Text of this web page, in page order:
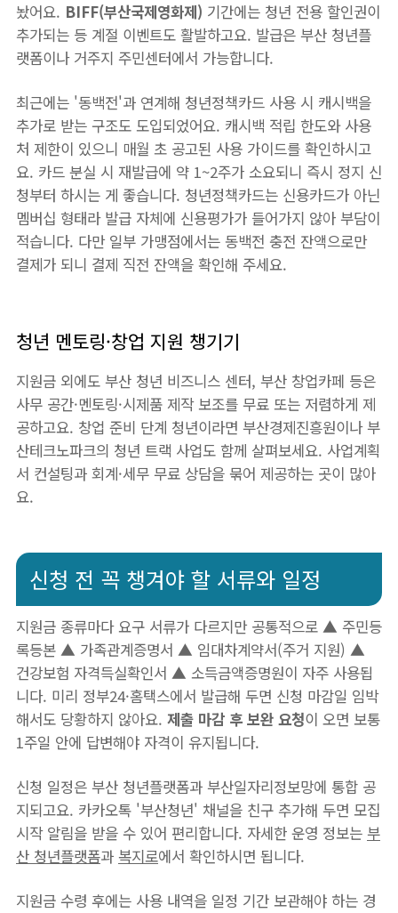
놨어요. BIFF(부산국제영화제) 기간에는 청년 전용 할인권이
추가되는 등 계절 이벤트도 활발하고요. 발급은 부산 청년플
랫폼이나 거주지 주민센터에서 가능합니다.
최근에는 '동백전'과 연계해 청년정책카드 사용 시 캐시백을
추가로 받는 구조도 도입되었어요. 캐시백 적립 한도와 사용
처 제한이 있으니 매월 초 공고된 사용 가이드를 확인하시고
요. 카드 분실 시 재발급에 약 1~2주가 소요되니 즉시 정지 신
청부터 하시는 게 좋습니다. 청년정책카드는 신용카드가 아닌
멤버십 형태라 발급 자체에 신용평가가 들어가지 않아 부담이
적습니다. 다만 일부 가맹점에서는 동백전 충전 잔액으로만
결제가 되니 결제 직전 잔액을 확인해 주세요.
청년 멘토링·창업 지원 챙기기
지원금 외에도 부산 청년 비즈니스 센터, 부산 창업카페 등은
사무 공간·멘토링·시제품 제작 보조를 무료 또는 저렴하게 제
공하고요. 창업 준비 단계 청년이라면 부산경제진흥원이나 부
산테크노파크의 청년 트랙 사업도 함께 살펴보세요. 사업계획
서 컨설팅과 회계·세무 무료 상담을 묶어 제공하는 곳이 많아
요.
신청 전 꼭 챙겨야 할 서류와 일정
지원금 종류마다 요구 서류가 다르지만 공통적으로 ▲ 주민등
록등본 ▲ 가족관계증명서 ▲ 임대차계약서(주거 지원) ▲
건강보험 자격득실확인서 ▲ 소득금액증명원이 자주 사용됩
니다. 미리 정부24·홈택스에서 발급해 두면 신청 마감일 임박
해서도 당황하지 않아요. 제출 마감 후 보완 요청이 오면 보통
1주일 안에 답변해야 자격이 유지됩니다.
신청 일정은 부산 청년플랫폼과 부산일자리정보망에 통합 공
지되고요. 카카오톡 '부산청년' 채널을 친구 추가해 두면 모집
시작 알림을 받을 수 있어 편리합니다. 자세한 운영 정보는 부
산 청년플랫폼과 복지로에서 확인하시면 됩니다.
지원금 수령 후에는 사용 내역을 일정 기간 보관해야 하는 경